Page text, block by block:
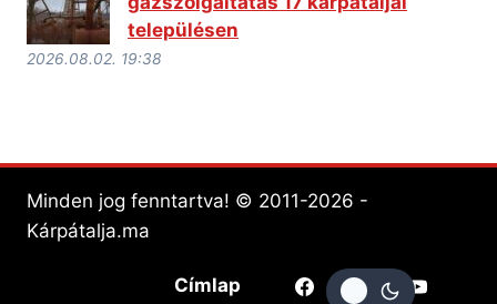
településen
2026.08.02. 19:38
Minden jog fenntartva! © 2011-2026 -
Kárpátalja.ma
Címlap